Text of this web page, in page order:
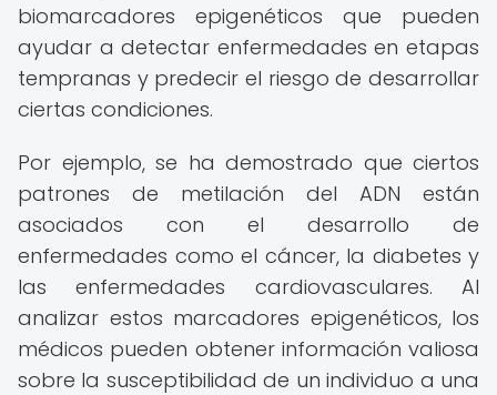
biomarcadores epigenéticos que pueden
ayudar a detectar enfermedades en etapas
tempranas y predecir el riesgo de desarrollar
ciertas condiciones.
Por ejemplo, se ha demostrado que ciertos
patrones de metilación del ADN están
asociados con el desarrollo de
enfermedades como el cáncer, la diabetes y
las enfermedades cardiovasculares. Al
analizar estos marcadores epigenéticos, los
médicos pueden obtener información valiosa
sobre la susceptibilidad de un individuo a una